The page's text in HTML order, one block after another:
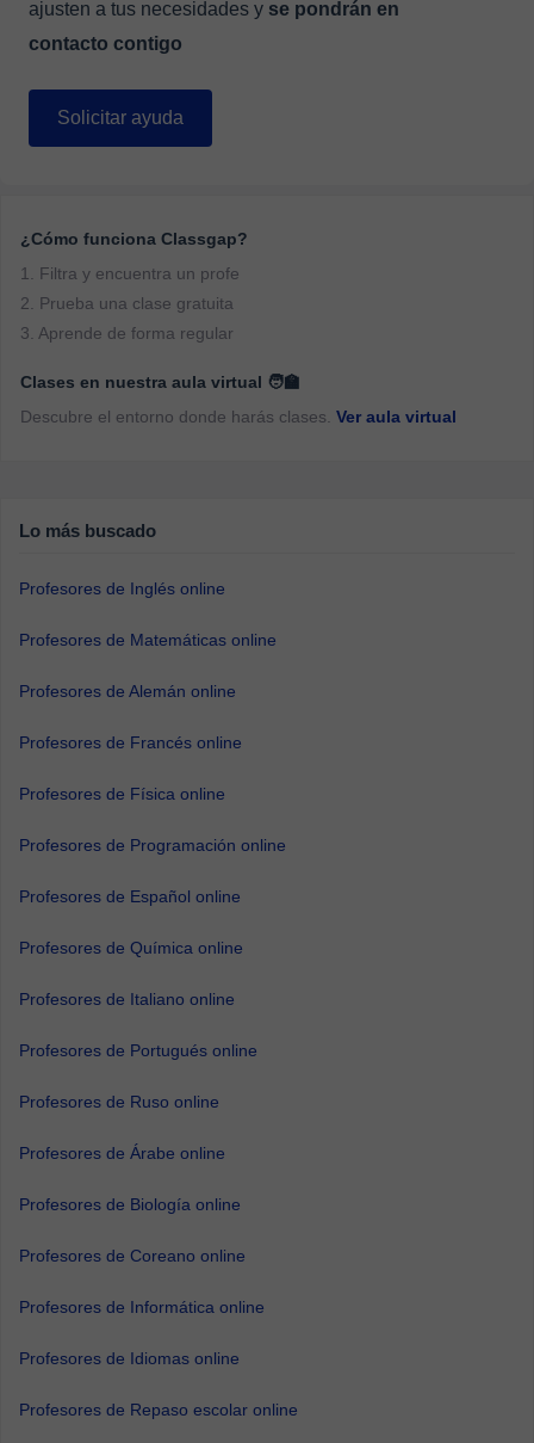
ajusten a tus necesidades y se pondrán en
contacto contigo
Solicitar ayuda
¿Cómo funciona Classgap?
1. Filtra y encuentra un profe
2. Prueba una clase gratuita
3. Aprende de forma regular
Clases en nuestra aula virtual 🧑‍🏫
Descubre el entorno donde harás clases. Ver aula virtual
Lo más buscado
Profesores de Inglés online
Profesores de Matemáticas online
Profesores de Alemán online
Profesores de Francés online
Profesores de Física online
Profesores de Programación online
Profesores de Español online
Profesores de Química online
Profesores de Italiano online
Profesores de Portugués online
Profesores de Ruso online
Profesores de Árabe online
Profesores de Biología online
Profesores de Coreano online
Profesores de Informática online
Profesores de Idiomas online
Profesores de Repaso escolar online